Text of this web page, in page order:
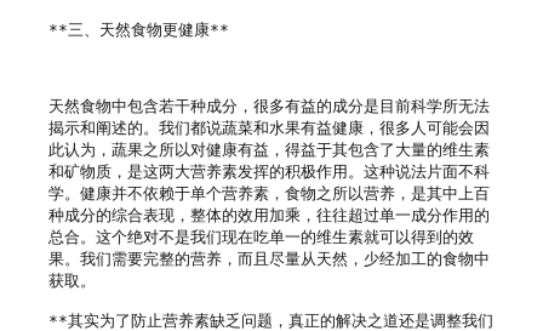
**三、天然食物更健康**
天然食物中包含若干种成分，很多有益的成分是目前科学所无法
揭示和阐述的。我们都说蔬菜和水果有益健康，很多人可能会因
此认为，蔬果之所以对健康有益，得益于其包含了大量的维生素
和矿物质，是这两大营养素发挥的积极作用。这种说法片面不科
学。健康并不依赖于单个营养素，食物之所以营养，是其中上百
种成分的综合表现，整体的效用加乘，往往超过单一成分作用的
总合。这个绝对不是我们现在吃单一的维生素就可以得到的效
果。我们需要完整的营养，而且尽量从天然，少经加工的食物中
获取。
**其实为了防止营养素缺乏问题，真正的解决之道还是调整我们